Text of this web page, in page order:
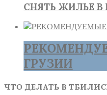
СНЯТЬ ЖИЛЬЕ В
ГРУЗИИ
ЧТО ДЕЛАТЬ В